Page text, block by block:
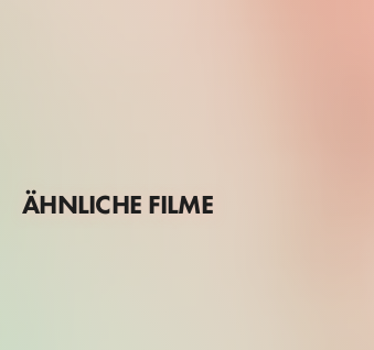
ÄHNLICHE FILME